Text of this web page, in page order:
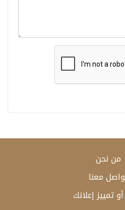
من نحن
معنا
تمييز إعلانك